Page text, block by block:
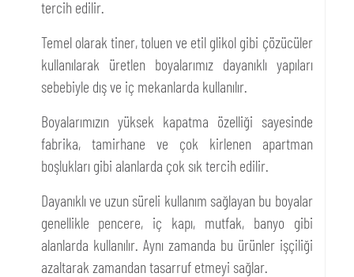
tercih edilir.
Temel olarak tiner, toluen ve etil glikol gibi çözücüler
kullanılarak üretlen boyalarımız dayanıklı yapıları
sebebiyle dış ve iç mekanlarda kullanılır.
Boyalarımızın yüksek kapatma özelliği sayesinde
fabrika, tamirhane ve çok kirlenen apartman
boşlukları gibi alanlarda çok sık tercih edilir.
Dayanıklı ve uzun süreli kullanım sağlayan bu boyalar
genellikle pencere, iç kapı, mutfak, banyo gibi
alanlarda kullanılır. Aynı zamanda bu ürünler işçiliği
azaltarak zamandan tasarruf etmeyi sağlar.